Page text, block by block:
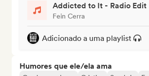
Addicted to It - Radio Edit
Fein Cerra
Adicionado a uma playlist
Humores que ele/ela ama